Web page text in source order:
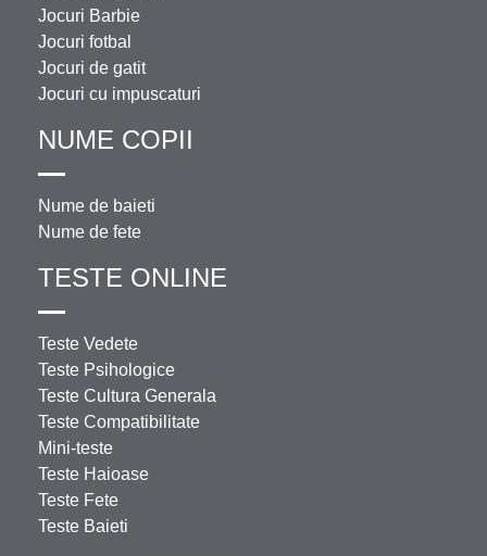
Jocuri Barbie
Jocuri fotbal
Jocuri de gatit
Jocuri cu impuscaturi
NUME COPII
Nume de baieti
Nume de fete
TESTE ONLINE
Teste Vedete
Teste Psihologice
Teste Cultura Generala
Teste Compatibilitate
Mini-teste
Teste Haioase
Teste Fete
Teste Baieti